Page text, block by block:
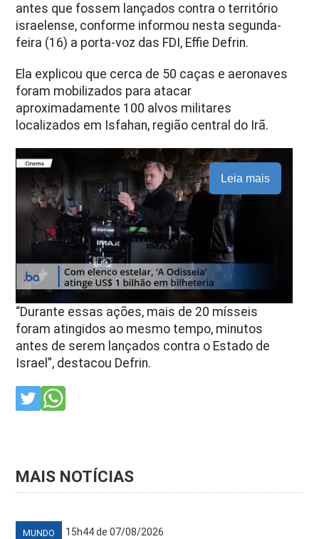
antes que fossem lançados contra o território
israelense, conforme informou nesta segunda-
feira (16) a porta-voz das FDI, Effie Defrin.
Ela explicou que cerca de 50 caças e aeronaves
foram mobilizados para atacar
aproximadamente 100 alvos militares
localizados em Isfahan, região central do Irã.
Leia mais
“Durante essas ações, mais de 20 mísseis
foram atingidos ao mesmo tempo, minutos
antes de serem lançados contra o Estado de
Israel”, destacou Defrin.
MAIS NOTÍCIAS
MUNDO 15h44 de 07/08/2026